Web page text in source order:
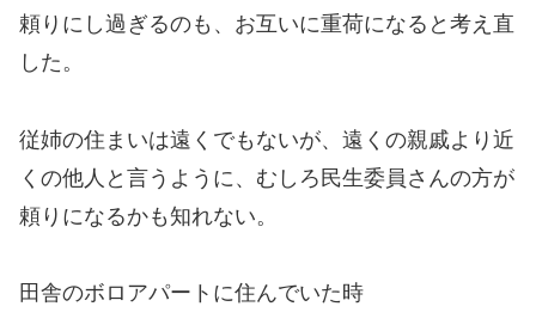
頼りにし過ぎるのも、お互いに重荷になると考え直
した。
従姉の住まいは遠くでもないが、遠くの親戚より近
くの他人と言うように、むしろ民生委員さんの方が
頼りになるかも知れない。
田舎のボロアパートに住んでいた時